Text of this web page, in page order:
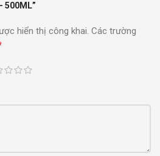
500ML”
hiển thị công khai. Các trường